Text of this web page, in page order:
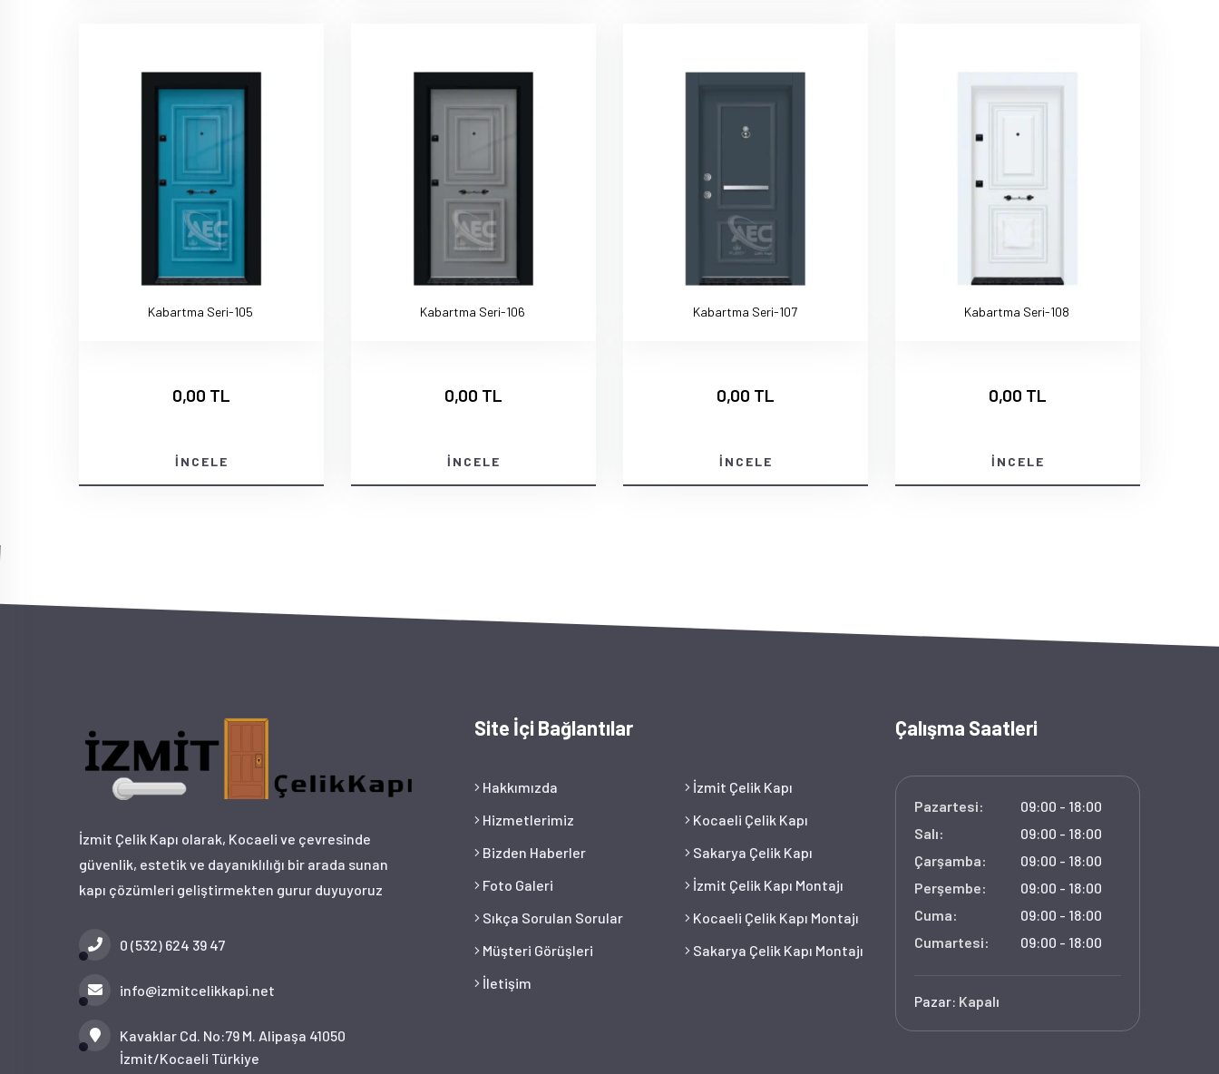
Kabartma Seri-105
0,00 TL
İNCELE
Kabartma Seri-106
0,00 TL
İNCELE
Kabartma Seri-107
0,00 TL
İNCELE
Kabartma Seri-108
0,00 TL
İNCELE
İzmit Çelik Kapı olarak, Kocaeli ve çevresinde
güvenlik, estetik ve dayanıklılığı bir arada sunan
kapı çözümleri geliştirmekten gurur duyuyoruz
0 (532) 624 39 47
info@izmitcelikkapi.net
Kavaklar Cd. No:79 M. Alipaşa 41050
İzmit/Kocaeli Türkiye
Site İçi Bağlantılar
Hakkımızda
Hizmetlerimiz
Bizden Haberler
Foto Galeri
Sıkça Sorulan Sorular
Müşteri Görüşleri
İletişim
İzmit Çelik Kapı
Kocaeli Çelik Kapı
Sakarya Çelik Kapı
İzmit Çelik Kapı Montajı
Kocaeli Çelik Kapı Montajı
Sakarya Çelik Kapı Montajı
Çalışma Saatleri
Pazartesi:
09:00 - 18:00
Salı:
09:00 - 18:00
Çarşamba:
09:00 - 18:00
Perşembe:
09:00 - 18:00
Cuma:
09:00 - 18:00
Cumartesi:
09:00 - 18:00
Pazar: Kapalı